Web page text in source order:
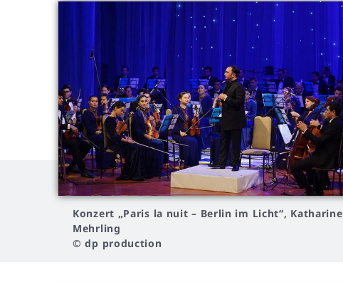
Konzert „Paris la nuit – Berlin im Licht“, Katharine
Mehrling
© dp production